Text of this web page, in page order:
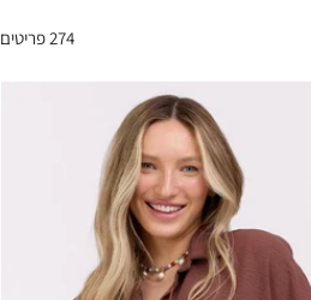
274 פריטים